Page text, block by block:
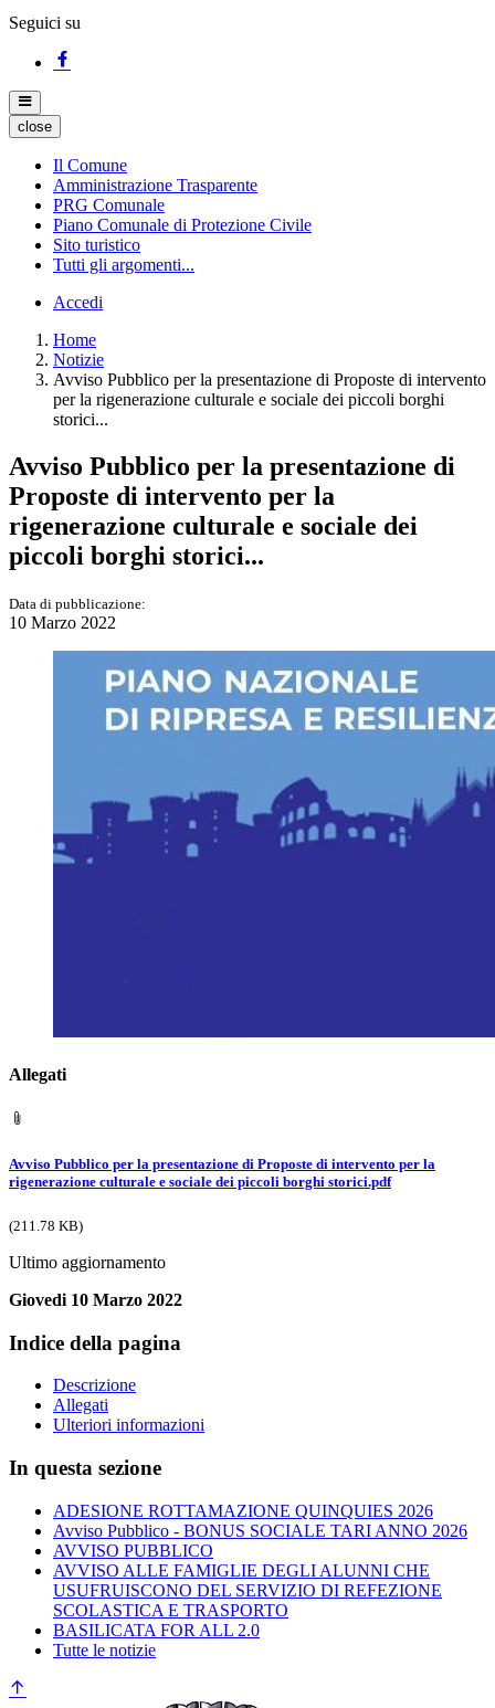
Seguici su
close
Il Comune
Amministrazione Trasparente
PRG Comunale
Piano Comunale di Protezione Civile
Sito turistico
Tutti gli argomenti...
Accedi
Home
Notizie
Avviso Pubblico per la presentazione di Proposte di intervento
per la rigenerazione culturale e sociale dei piccoli borghi
storici...
Avviso Pubblico per la presentazione di
Proposte di intervento per la
rigenerazione culturale e sociale dei
piccoli borghi storici...
Data di pubblicazione:
10 Marzo 2022
Allegati
Avviso Pubblico per la presentazione di Proposte di intervento per la
rigenerazione culturale e sociale dei piccoli borghi storici.pdf
(211.78 KB)
Ultimo aggiornamento
Giovedi 10 Marzo 2022
Indice della pagina
Descrizione
Allegati
Ulteriori informazioni
In questa sezione
ADESIONE ROTTAMAZIONE QUINQUIES 2026
Avviso Pubblico - BONUS SOCIALE TARI ANNO 2026
AVVISO PUBBLICO
AVVISO ALLE FAMIGLIE DEGLI ALUNNI CHE
USUFRUISCONO DEL SERVIZIO DI REFEZIONE
SCOLASTICA E TRASPORTO
BASILICATA FOR ALL 2.0
Tutte le notizie